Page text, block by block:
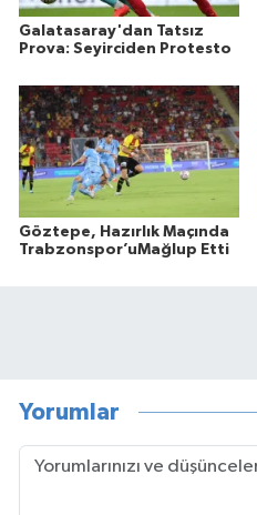
Galatasaray'dan Tatsız
Prova: Seyirciden Protesto
Göztepe, Hazırlık Maçında
Trabzonspor’uMağlup Etti
Yorumlar